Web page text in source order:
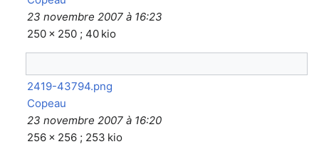
23 novembre 2007 à 16:23
250 × 250 ; 40 kio
2419-43794.png
Copeau
23 novembre 2007 à 16:20
256 × 256 ; 253 kio